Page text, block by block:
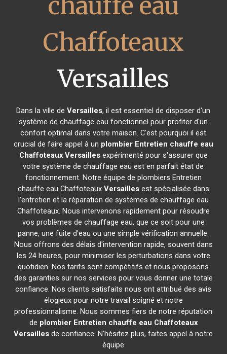
Chaffoteaux
Versailles
Dans la ville deVersailles, il est essentiel de disposer d'un
système de chauffage eau fonctionnel pour profiter d'un
confort optimal dans votre maison. C'est pourquoi il est
crucial de faire appel à un plombier Entretien chauffe eau
Chaffoteaux Versaillesexpérimenté pour s'assurer que
votre système de chauffage eau est en parfait état de
fonctionnement. Notre équipe de plombiers Entretien
chauffe eau Chaffoteaux Versaillesest spécialisée dans
l'entretien et la réparation de systèmes de chauffage eau
Chaffoteaux. Nous intervenons rapidement pour résoudre
vos problèmes de chauffage eau, que ce soit pour une
panne, une fuite d'eau ou une simple vérification annuelle.
Nous offrons des délais d'intervention rapide, souvent dans
les 24 heures, pour minimiser les perturbations dans votre
quotidien. Nos tarifs sont compétitifs et nous proposons
des garanties sur nos services pour vous donner une totale
confiance. Nos clients satisfaits nous ont attribué des avis
élogieux pour notre travail soigné et notre
professionnalisme. Nous sommes fiers de notre réputation
de plombier Entretien chauffe eau Chaffoteaux
Versailles de confiance. N'hésitez plus, faites appel à notre
équipe